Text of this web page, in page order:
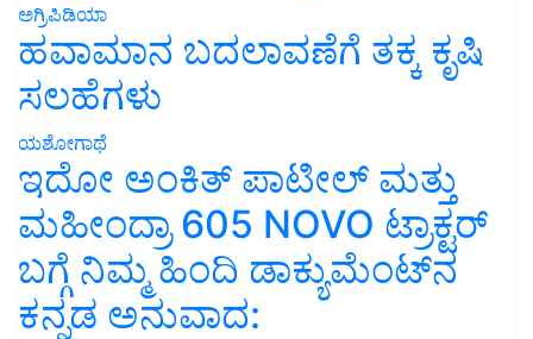
ಅಗ್ರಿಪಿಡಿಯಾ
ಹವಾಮಾನ ಬದಲಾವಣೆಗೆ ತಕ್ಕ ಕೃಷಿ
ಸಲಹೆಗಳು
ಯಶೋಗಾಥೆ
ಇದೋ ಅಂಕಿತ್ ಪಾಟೀಲ್ ಮತ್ತು
ಮಹೀಂದ್ರಾ 605 NOVO ಟ್ರಾಕ್ಟರ್
ಬಗ್ಗೆ ನಿಮ್ಮ ಹಿಂದಿ ಡಾಕ್ಯುಮೆಂಟ್‌ನ
ಕನ್ನಡ ಅನುವಾದ: